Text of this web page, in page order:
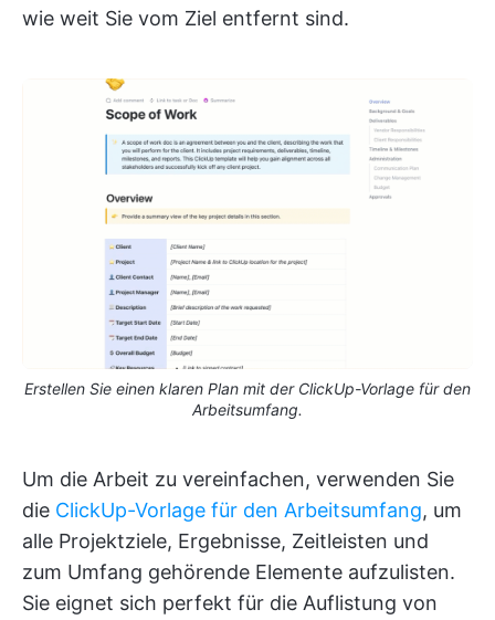
wie weit Sie vom Ziel entfernt sind.
Erstellen Sie einen klaren Plan mit der ClickUp-Vorlage für den
Arbeitsumfang.
Um die Arbeit zu vereinfachen, verwenden Sie
die ClickUp-Vorlage für den Arbeitsumfang, um
alle Projektziele, Ergebnisse, Zeitleisten und
zum Umfang gehörende Elemente aufzulisten.
Sie eignet sich perfekt für die Auflistung von